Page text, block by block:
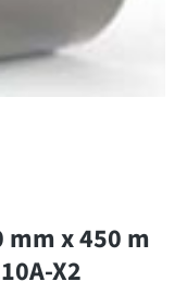
x 450 m
X2